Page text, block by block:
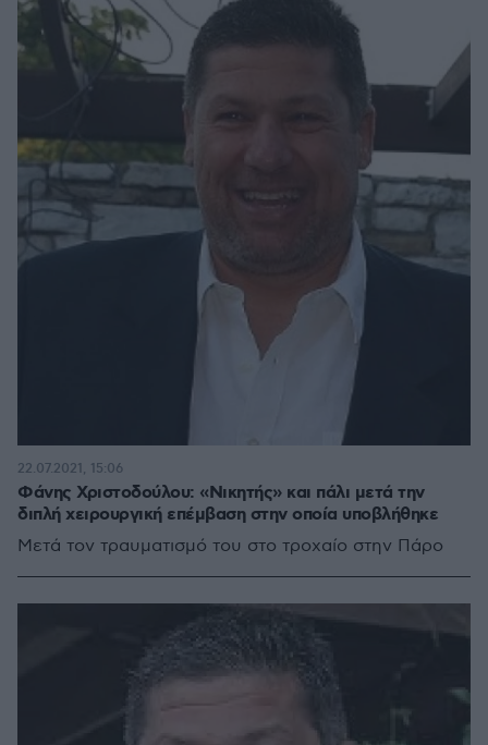
Φάνης Χριστοδούλου: «Νικητής» και πάλι μετά την
διπλή χειρουργική επέμβαση στην οποία υποβλήθηκε
Μετά τον τραυματισμό του στο τροχαίο στην Πάρο
22.07.2021, 15:06